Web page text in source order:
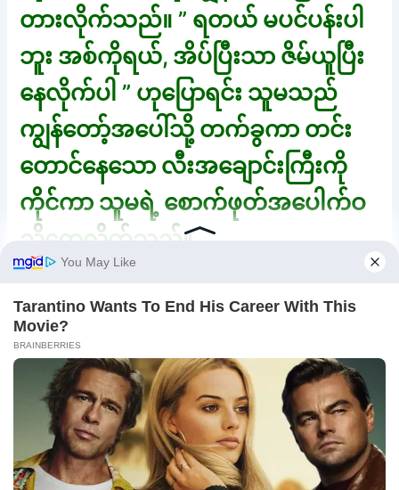
တားလိုက်သည်။ ” ရတယ် မပင်ပန်းပါ
ဘူး အစ်ကိုရယ်, အိပ်ပြီးသာ ဇိမ်ယူပြီး
နေလိုက်ပါ ” ဟုပြောရင်း သူမသည်
ကျွန်တော့်အပေါ်သို့ တက်ခွကာ တင်း
တောင်နေသော လီးအချောင်းကြီးကို
ကိုင်ကာ သူမရဲ့ စောက်ဖုတ်အပေါက်ဝ
သို့တေ့လိုက်သည်။
ပြီးလျှင် အပေါ်ကဖိချလိုက်ရာ လီး
အချောင်းကြီးရဲ့ အဆုံးနီးနီးမြုပ်ဝင်
သွားသည်။ ” အင်း … အစ်ကို့လီးက
တင်းနေတာပဲနော် ” ဟု သူမပြောလာ
သည်။ ” ညီမ ရရဲ့လား , အစ်ကို